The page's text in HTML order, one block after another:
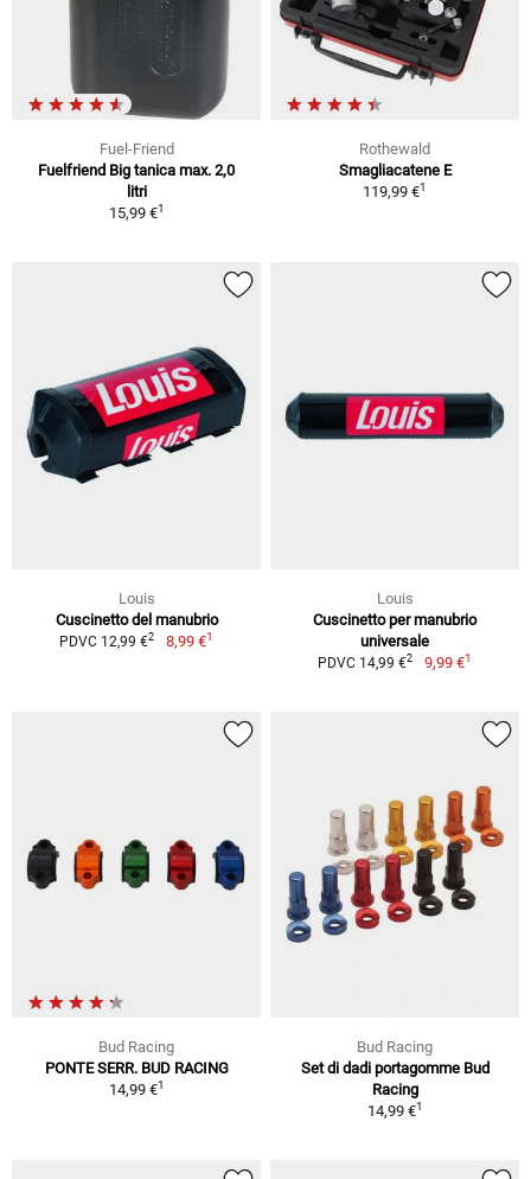
Fuel-Friend
Fuelfriend Big tanica max. 2,0
litri
15,99 €1
Rothewald
Smagliacatene E
119,99 €1
Louis
Cuscinetto del manubrio
PDVC 12,99 €2 8,99 €1
Louis
Cuscinetto per manubrio
universale
PDVC 14,99 €2 9,99 €1
Bud Racing
PONTE SERR. BUD RACING
14,99 €1
Bud Racing
Set di dadi portagomme Bud
Racing
14,99 €1